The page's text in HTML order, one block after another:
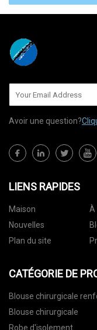
Avoir une question?
LIENS RAPIDES
Maison À
Nouvelles
Plan du site
CATÉGORIE DE
Blouse chirurgicale
Blouse chirurgicale
Robe d'isolement